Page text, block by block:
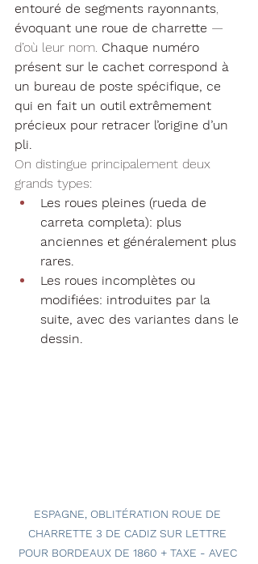
entouré de segments rayonnants,
évoquant une roue de charrette —
d’où leur nom. Chaque numéro
présent sur le cachet correspond à
un bureau de poste spécifique, ce
qui en fait un outil extrêmement
précieux pour retracer l’origine d’un
pli.
On distingue principalement deux
grands types:
Les roues pleines (rueda de
carreta completa): plus
anciennes et généralement plus
rares.
Les roues incomplètes ou
modifiées: introduites par la
suite, avec des variantes dans le
dessin.
ESPAGNE, OBLITÉRATION ROUE DE
CHARRETTE 3 DE CADIZ SUR LETTRE
POUR BORDEAUX DE 1860 + TAXE - AVEC